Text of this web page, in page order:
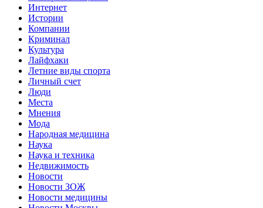
Интернет
Истории
Компании
Криминал
Культура
Лайфхаки
Летние виды спорта
Личный счет
Люди
Места
Мнения
Мода
Народная медицина
Наука
Наука и техника
Недвижимость
Новости
Новости ЗОЖ
Новости медицины